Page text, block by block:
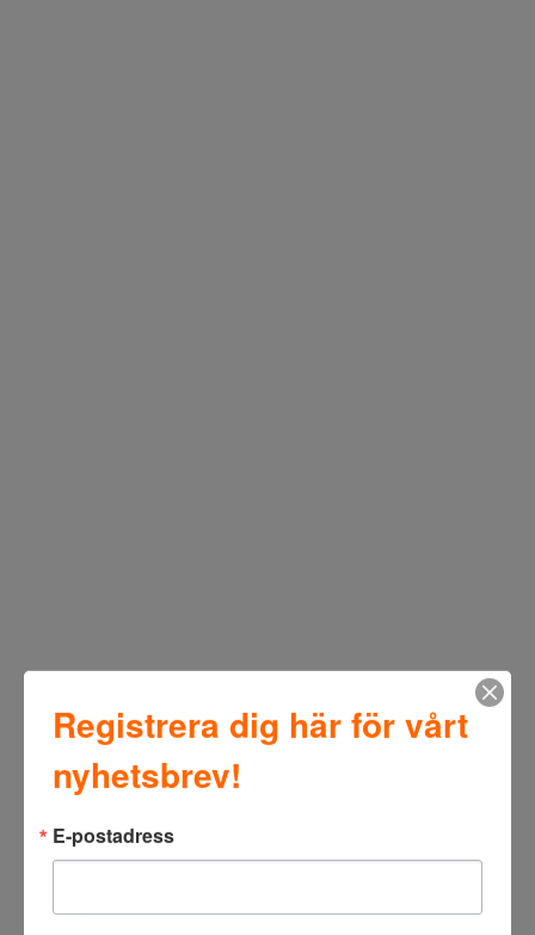
Registrera dig här för vårt
nyhetsbrev!
E-postadress